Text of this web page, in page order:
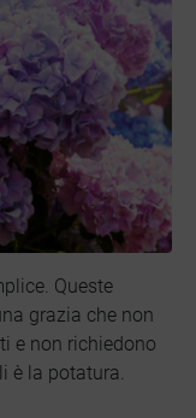
Queste
grazia che non
e non richiedono
è la potatura.